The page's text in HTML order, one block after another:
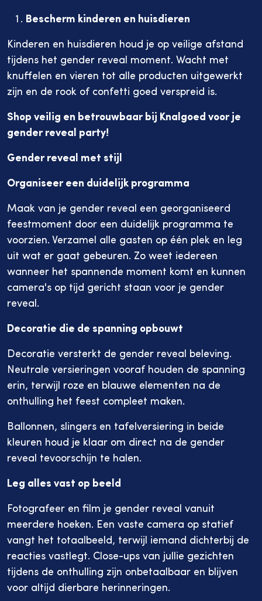
Bescherm kinderen en huisdieren
Kinderen en huisdieren houd je op veilige afstand
tijdens het gender reveal moment. Wacht met
knuffelen en vieren tot alle producten uitgewerkt
zijn en de rook of confetti goed verspreid is.
Shop veilig en betrouwbaar bij Knalgoed voor je
gender reveal party!
Gender reveal met stijl
Organiseer een duidelijk programma
Maak van je gender reveal een georganiseerd
feestmoment door een duidelijk programma te
voorzien. Verzamel alle gasten op één plek en leg
uit wat er gaat gebeuren. Zo weet iedereen
wanneer het spannende moment komt en kunnen
camera's op tijd gericht staan voor je gender
reveal.
Decoratie die de spanning opbouwt
Decoratie versterkt de gender reveal beleving.
Neutrale versieringen vooraf houden de spanning
erin, terwijl roze en blauwe elementen na de
onthulling het feest compleet maken.
Ballonnen, slingers en tafelversiering in beide
kleuren houd je klaar om direct na de gender
reveal tevoorschijn te halen.
Leg alles vast op beeld
Fotografeer en film je gender reveal vanuit
meerdere hoeken. Een vaste camera op statief
vangt het totaalbeeld, terwijl iemand dichterbij de
reacties vastlegt. Close-ups van jullie gezichten
tijdens de onthulling zijn onbetaalbaar en blijven
voor altijd dierbare herinneringen.